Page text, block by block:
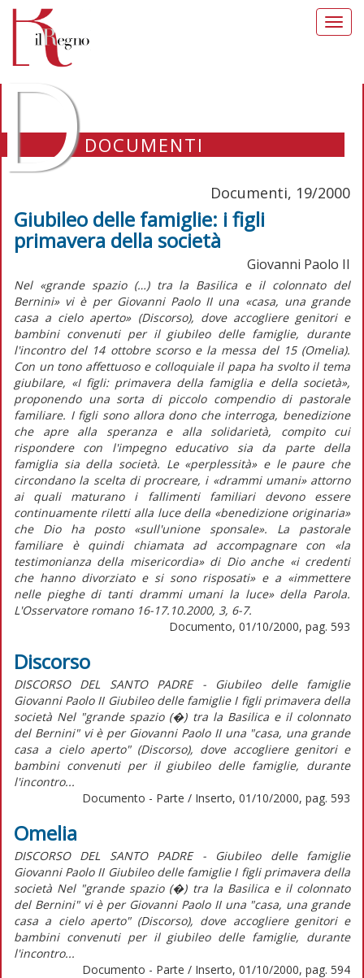
DOCUMENTI
Documenti, 19/2000
Giubileo delle famiglie: i figli
primavera della società
Giovanni Paolo II
Nel «grande spazio (…) tra la Basilica e il colonnato del
Bernini» vi è per Giovanni Paolo II una «casa, una grande
casa a cielo aperto» (Discorso), dove accogliere genitori e
bambini convenuti per il giubileo delle famiglie, durante
l'incontro del 14 ottobre scorso e la messa del 15 (Omelia).
Con un tono affettuoso e colloquiale il papa ha svolto il tema
giubilare, «I figli: primavera della famiglia e della società»,
proponendo una sorta di piccolo compendio di pastorale
familiare. I figli sono allora dono che interroga, benedizione
che apre alla speranza e alla solidarietà, compito cui
rispondere con l'impegno educativo sia da parte della
famiglia sia della società. Le «perplessità» e le paure che
circondano la scelta di procreare, i «drammi umani» attorno
ai quali maturano i fallimenti familiari devono essere
continuamente riletti alla luce della «benedizione originaria»
che Dio ha posto «sull'unione sponsale». La pastorale
familiare è quindi chiamata ad accompagnare con «la
testimonianza della misericordia» di Dio anche «i credenti
che hanno divorziato e si sono risposati» e a «immettere
nelle pieghe di tanti drammi umani la luce» della Parola.
L'Osservatore romano 16-17.10.2000, 3, 6-7.
Documento, 01/10/2000, pag. 593
Discorso
DISCORSO DEL SANTO PADRE - Giubileo delle famiglie
Giovanni Paolo II Giubileo delle famiglie I figli primavera della
società Nel "grande spazio (�) tra la Basilica e il colonnato
del Bernini" vi è per Giovanni Paolo II una "casa, una grande
casa a cielo aperto" (Discorso), dove accogliere genitori e
bambini convenuti per il giubileo delle famiglie, durante
l'incontro...
Documento - Parte / Inserto, 01/10/2000, pag. 593
Omelia
DISCORSO DEL SANTO PADRE - Giubileo delle famiglie
Giovanni Paolo II Giubileo delle famiglie I figli primavera della
società Nel "grande spazio (�) tra la Basilica e il colonnato
del Bernini" vi è per Giovanni Paolo II una "casa, una grande
casa a cielo aperto" (Discorso), dove accogliere genitori e
bambini convenuti per il giubileo delle famiglie, durante
l'incontro...
Documento - Parte / Inserto, 01/10/2000, pag. 594